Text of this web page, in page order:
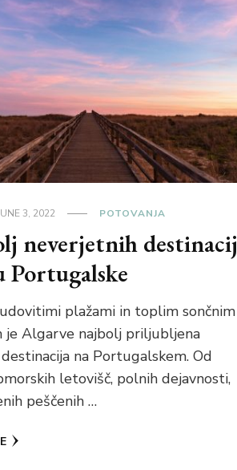
3, 2022 POTOVANJA
neverjetnih destinacij
Portugalske
plažami in toplim sončnim
je Algarve najbolj priljubljena
na Portugalskem. Od
letovišč, polnih dejavnosti,
peščenih …